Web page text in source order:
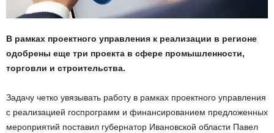
В рамках проектного управления к реализации в регионе
одобрены еще три проекта в сфере промышленности,
торговли и строительства.
Задачу четко увязывать работу в рамках проектного управления
с реализацией госпрограмм и финансированием предложенных
мероприятий поставил губернатор Ивановской области Павел